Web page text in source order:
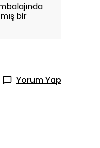
bir
Yorum Yap